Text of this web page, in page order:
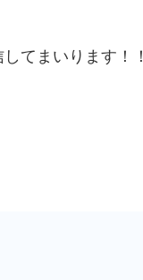
てまいります！！